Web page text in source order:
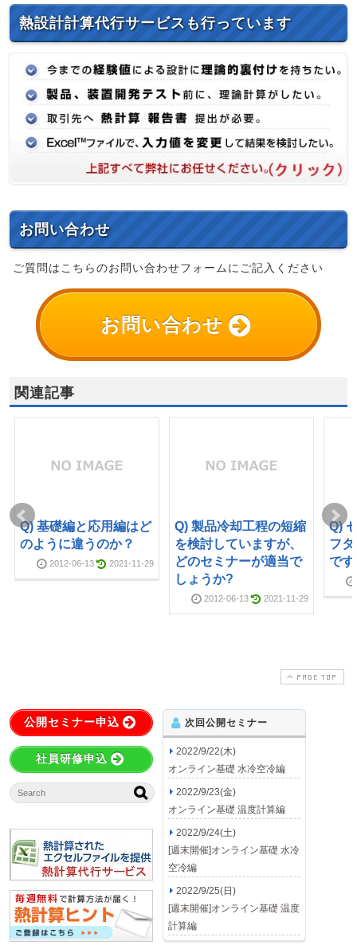
熱設計計算代行サービスも行っています
お問い合わせ
ご質問はこちらのお問い合わせフォームにご記入ください
お問い合わせ
関連記事
Q) 基礎編と応用編はど
のように違うのか？
2012-06-13 2021-11-29
Q) 製品冷却工程の短縮
を検討していますが、
どのセミナーが適当で
しょうか?
2012-06-13 2021-11-29
Q)
フ
で
PAGE TOP
公開セミナー申込
社員研修申込
次回公開セミナー
2022/9/22(木)
オンライン基礎 水冷空冷編
2022/9/23(金)
オンライン基礎 温度計算編
2022/9/24(土)
[週末開催]オンライン基礎 水冷
空冷編
2022/9/25(日)
[週末開催]オンライン基礎 温度
計算編